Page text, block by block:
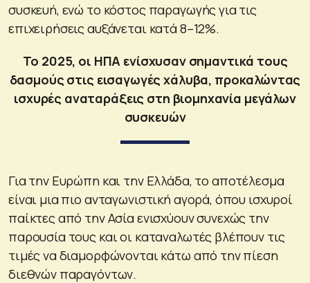
συσκευή, ενώ το κόστος παραγωγής για τις
επιχειρήσεις αυξάνεται κατά 8–12%.
Το 2025, οι ΗΠΑ ενίσχυσαν σημαντικά τους
δασμούς στις εισαγωγές χάλυβα, προκαλώντας
ισχυρές αναταράξεις στη βιομηχανία μεγάλων
συσκευών
Για την Ευρώπη και την Ελλάδα, το αποτέλεσμα
είναι μια πιο ανταγωνιστική αγορά, όπου ισχυροί
παίκτες από την Ασία ενισχύουν συνεχώς την
παρουσία τους και οι καταναλωτές βλέπουν τις
τιμές να διαμορφώνονται κάτω από την πίεση
διεθνών παραγόντων.